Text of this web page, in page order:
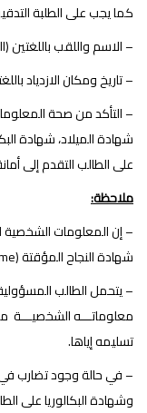
كما يجب على الطلبة
– الاسم واللقب باللغتين
– تاريخ ومكان الازدياد
– التأكد من صحة
شهادة الميلاد، شهادة
على الطالب التقدم إلى
ملاحظة:
– إن المعلومات الشخصية
شهادة النجاح المؤقتة (Diplôme).
– يتحمل الطالب
معلوماتـــه الشخصيـــة
تسليمه إياها.
– في حالة وجود تضارب
وشهادة البكالوريا على